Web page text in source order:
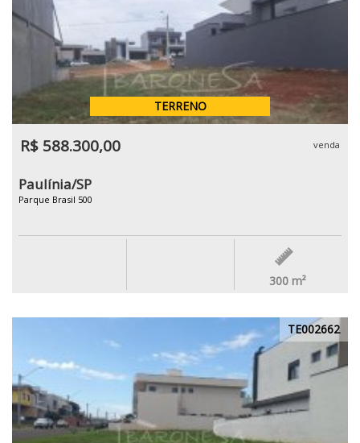
TERRENO
R$ 588.300,00 venda
Paulínia/SP
Parque Brasil 500
300 m²
TE002662